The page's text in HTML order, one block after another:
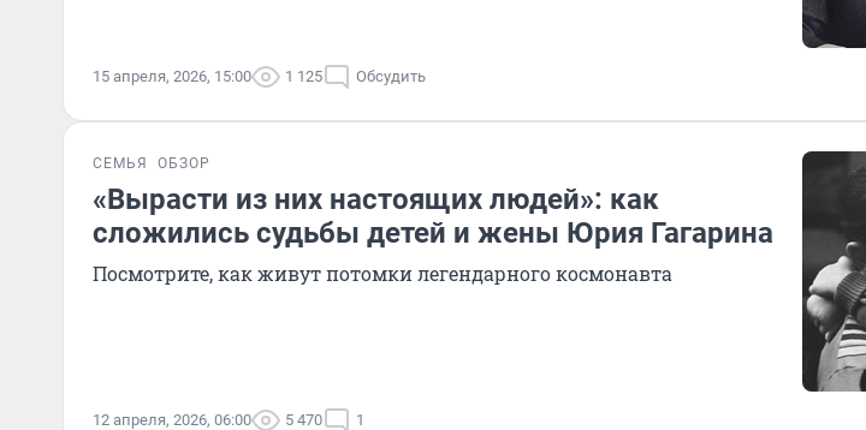
15 апреля, 2026, 15:00 1 125 Обсудить
СЕМЬЯ ОБЗОР
«Вырасти из них настоящих людей»: как
сложились судьбы детей и жены Юрия Гагарина
Посмотрите, как живут потомки легендарного космонавта
12 апреля, 2026, 06:00 5 470 1